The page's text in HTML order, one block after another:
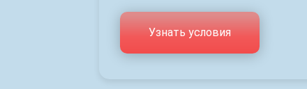
Узнать условия